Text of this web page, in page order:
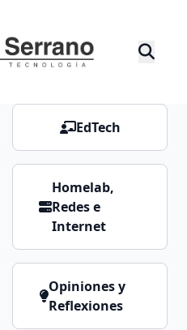
EdTech
Homelab,
Redes e
Internet
Opiniones y
Reflexiones